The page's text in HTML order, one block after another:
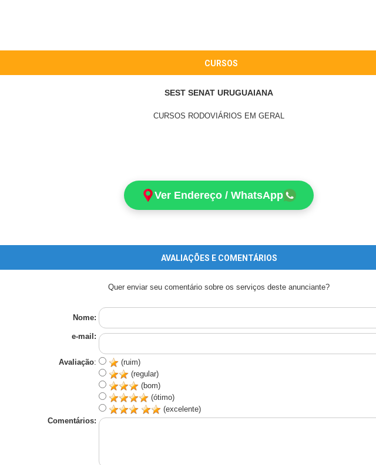
CURSOS
SEST SENAT URUGUAIANA
CURSOS RODOVIÁRIOS EM GERAL
Ver Endereço / WhatsApp
AVALIAÇÕES E COMENTÁRIOS
Quer enviar seu comentário sobre os serviços deste anunciante?
Nome:
e-mail:
Avaliação:
(ruim)
(regular)
(bom)
(ótimo)
(excelente)
Comentários: